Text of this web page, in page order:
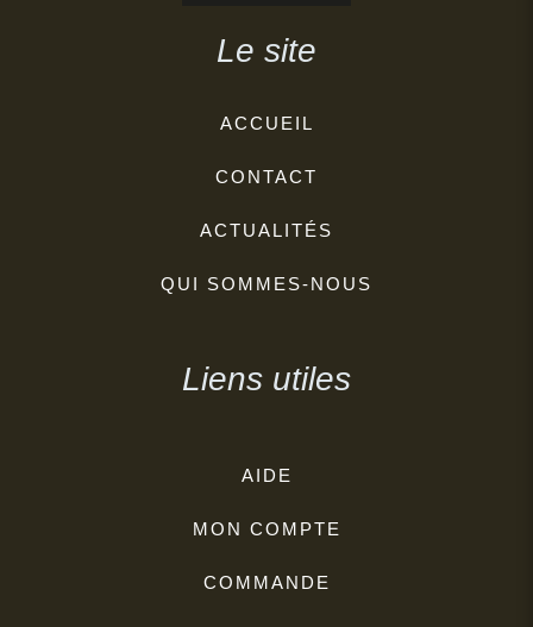
Le site
ACCUEIL
CONTACT
ACTUALITÉS
QUI SOMMES-NOUS
Liens utiles
AIDE
MON COMPTE
COMMANDE